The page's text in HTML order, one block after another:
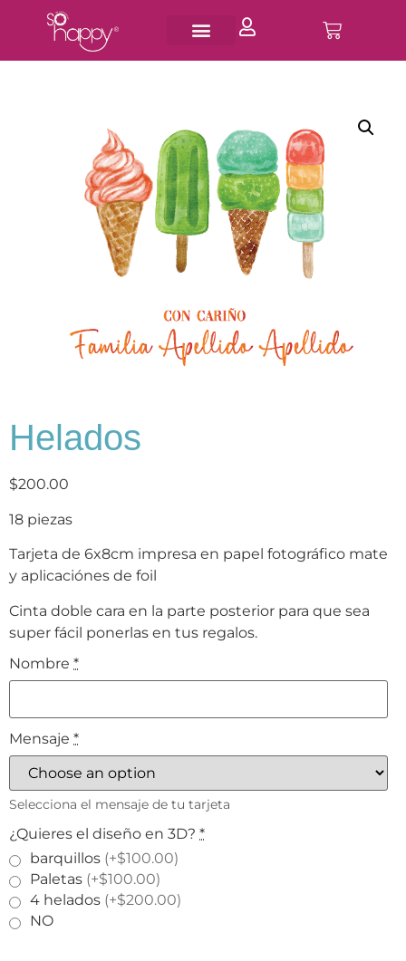
Helados
$200.00
18 piezas
Tarjeta de 6x8cm impresa en papel fotográfico mate
y aplicaciónes de foil
Cinta doble cara en la parte posterior para que sea
super fácil ponerlas en tus regalos.
Nombre *
Mensaje *
Selecciona el mensaje de tu tarjeta
¿Quieres el diseño en 3D? *
barquillos (+$100.00)
Paletas (+$100.00)
4 helados (+$200.00)
NO